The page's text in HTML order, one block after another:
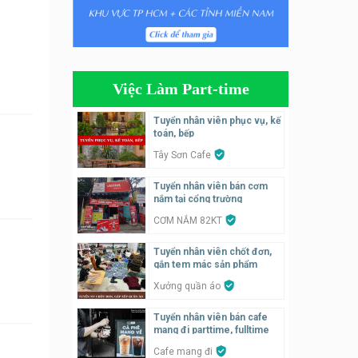
Tuyển nhân viên bán hàng,
giữ xe parttime – Kibo Kid
video parttime
Công ty
phục vụ bàn
Tuyển nhân viên phụ quán ăn
– hỗ trợ ăn ở
Quán bánh đa cua
Tuyển nhân viên bán hàng
parttime
GÀ GÔ FASTFOOD
Việc Làm Part-time
Tuyển nhân viên phục vụ, kế
toán, bếp
Tây Sơn Cafe
Tuyển nhân viên bán cơm
nắm tại cổng trường
CƠM NẮM 82KT
Tuyển nhân viên chốt đơn,
gắn tem mác sản phẩm
Xưởng quần áo
Tuyển nhân viên bán cafe
mang đi parttime, fulltime
Cafe mang đi